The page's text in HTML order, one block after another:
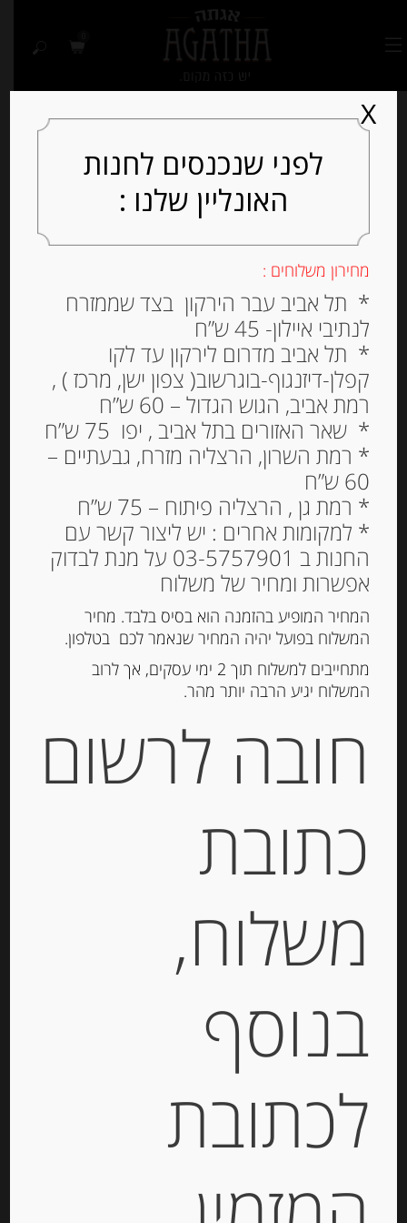
פילה אנשובי בשמן זית
“Agostino Recca”
₪38.00
מק"ט:80410072
קטגוריה:דגים מעושנים ושימורי דגים
תיאור
פילה אנשובי בזמן זית
Agostino Recca
מידע נוסף
לפני שנכנסים לחנות
האונליין שלנו :
מחירון משלוחים :
* תל אביב עבר הירקון בצד שממזרח
לנתיבי איילון- 45 ש”ח
* תל אביב מדרום לירקון עד לקו
קפלן-דיזנגוף-בוגרשוב( צפון ישן, מרכז ) ,
רמת אביב, הגוש הגדול – 60 ש”ח
* שאר האזורים בתל אביב , יפו 75 ש”ח
* רמת השרון, הרצליה מזרח, גבעתיים –
60 ש”ח
* רמת גן , הרצליה פיתוח – 75 ש”ח
* למקומות אחרים : יש ליצור קשר עם
החנות ב 03-5757901 על מנת לבדוק
אפשרות ומחיר של משלוח
המחיר המופיע בהזמנה הוא בסיס בלבד. מחיר
המשלוח בפועל יהיה המחיר שנאמר לכם בטלפון.
מתחייבים למשלוח תוך 2 ימי עסקים, אך לרוב
המשלוח יגיע הרבה יותר מהר.
חובה לרשום
כתובת
משלוח,
בנוסף
לכתובת
X